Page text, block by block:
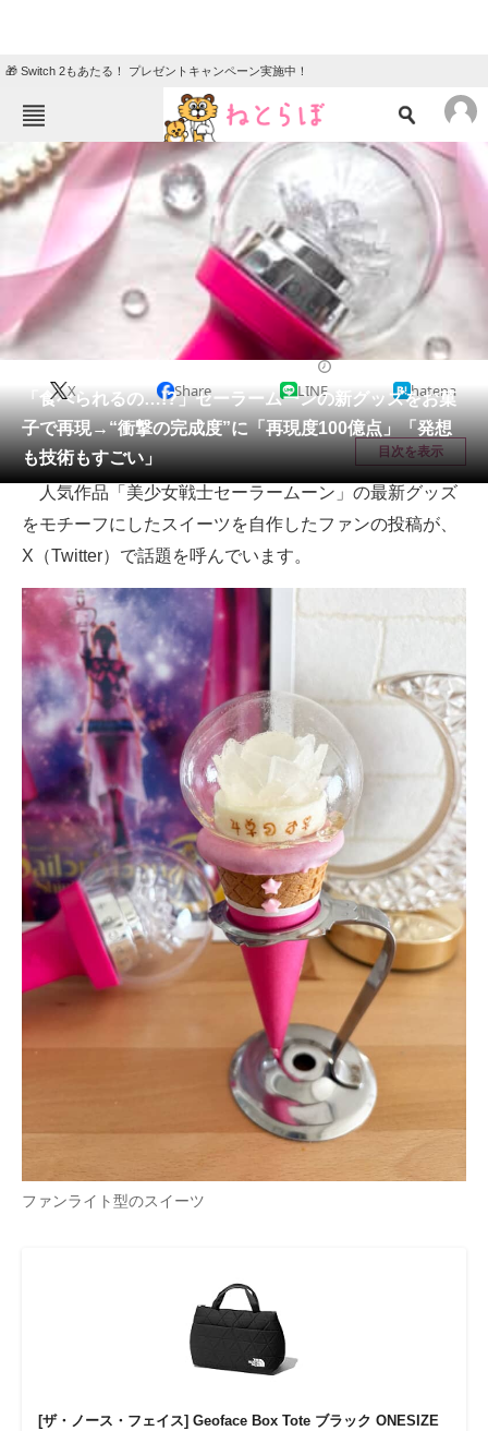
🎁 Switch 2もあたる！ プレゼントキャンペーン実施中！
ねとらぼメニュー
TOP ニュース
エンタメ クイズ
グルメ 地域
住まい 教育・育児
動物 リサーチ
会員記事
メディア
注目記事を集めた総合ページ
ITの今と未来を見通す
進化するPCとデバイスの未来
好きが集まる 比べて選べる
ビジネスと働き方のヒント
AI活用のいまが分かる
企業ITのトレンドを詳説
経営リーダーのコミュニティ
マーケ×ITの今がよく分かる
ITエンジニア向け専門サイト
企業向けIT製品の総合サイト
IT製品の技術・比較・事例
エレクトロニクス専門サイト
建設×テクノロジーの最前線
「食べられるの…!?」セーラームーンの新グッズをお菓
子で再現→“衝撃の完成度”に「再現度100億点」「発想
も技術もすごい」
X Share LINE hatena
目次を表示
人気作品「美少女戦士セーラームーン」の最新グッズ
をモチーフにしたスイーツを自作したファンの投稿が、
X（Twitter）で話題を呼んでいます。
ファンライト型のスイーツ
[ザ・ノース・フェイス] Geoface Box Tote ブラック ONESIZE